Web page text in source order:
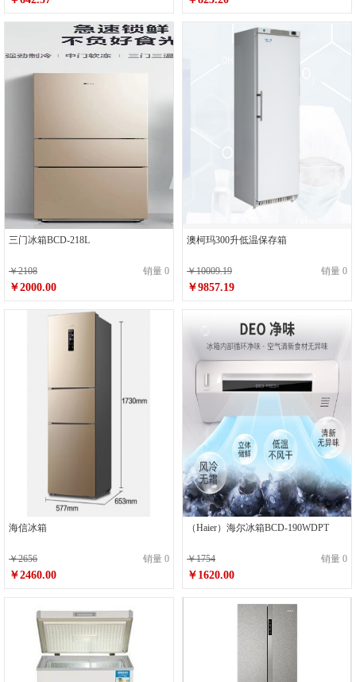
三门冰箱BCD-218L
￥2108 销量 0
￥2000.00
澳柯玛300升低温保存箱
￥10009.19 销量 0
￥9857.19
海信冰箱
￥2656 销量 0
￥2460.00
（Haier）海尔冰箱BCD-190WDPT
￥1754 销量 0
￥1620.00